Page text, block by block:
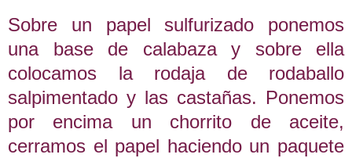
Sobre un papel sulfurizado ponemos
una base de calabaza y sobre ella
colocamos la rodaja de rodaballo
salpimentado y las castañas. Ponemos
por encima un chorrito de aceite,
cerramos el papel haciendo un paquete